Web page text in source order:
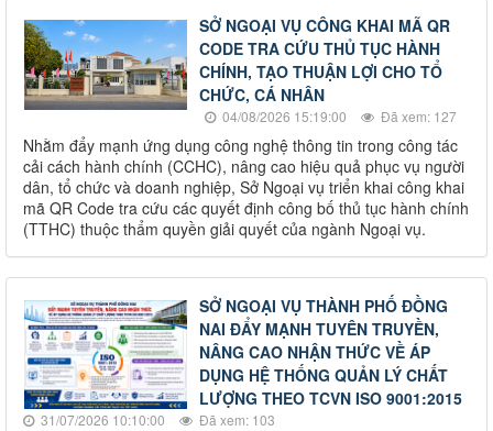
SỞ NGOẠI VỤ CÔNG KHAI MÃ QR
CODE TRA CỨU THỦ TỤC HÀNH
CHÍNH, TẠO THUẬN LỢI CHO TỔ
CHỨC, CÁ NHÂN
04/08/2026 15:19:00 Đã xem: 127
Nhằm đẩy mạnh ứng dụng công nghệ thông tin trong công tác
cải cách hành chính (CCHC), nâng cao hiệu quả phục vụ người
dân, tổ chức và doanh nghiệp, Sở Ngoại vụ triển khai công khai
mã QR Code tra cứu các quyết định công bố thủ tục hành chính
(TTHC) thuộc thẩm quyền giải quyết của ngành Ngoại vụ.
SỞ NGOẠI VỤ THÀNH PHỐ ĐỒNG
NAI ĐẨY MẠNH TUYÊN TRUYỀN,
NÂNG CAO NHẬN THỨC VỀ ÁP
DỤNG HỆ THỐNG QUẢN LÝ CHẤT
LƯỢNG THEO TCVN ISO 9001:2015
31/07/2026 10:10:00 Đã xem: 103